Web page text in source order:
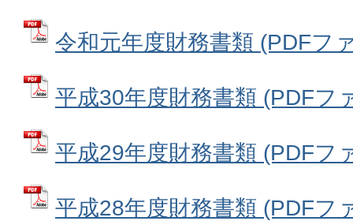
令和元年度財務書類 (PDFフ
平成30年度財務書類 (PDFフ
平成29年度財務書類 (PDFフ
平成28年度財務書類 (PDFフ